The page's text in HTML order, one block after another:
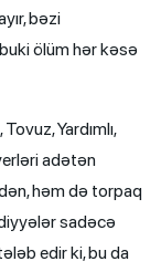
bəzi
ölüm hər kəsə
Yardımlı,
adətən
həm də torpaq
sadəcə
edir ki, bu da